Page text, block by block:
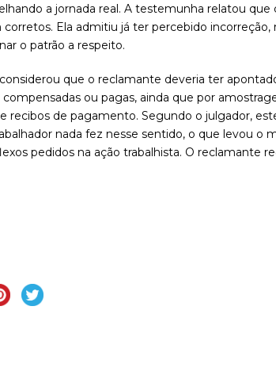
a jornada real. A testemunha relatou que
Ela admitiu já ter percebido incorreção,
o patrão a respeito.
que o reclamante deveria ter
ou pagas, ainda que por
recibos de pagamento. Segundo o julgador,
nada fez nesse sentido, o que levou o
pedidos na ação trabalhista. O reclamante